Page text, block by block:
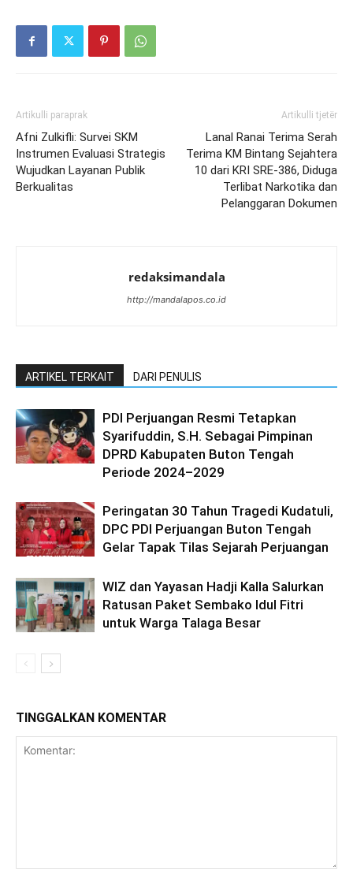
Artikulli paraprak
Afni Zulkifli: Survei SKM
Instrumen Evaluasi Strategis
Wujudkan Layanan Publik
Berkualitas
Artikulli tjetër
Lanal Ranai Terima Serah
Terima KM Bintang Sejahtera
10 dari KRI SRE-386, Diduga
Terlibat Narkotika dan
Pelanggaran Dokumen
redaksimandala
http://mandalapos.co.id
ARTIKEL TERKAIT DARI PENULIS
PDI Perjuangan Resmi Tetapkan
Syarifuddin, S.H. Sebagai Pimpinan
DPRD Kabupaten Buton Tengah
Periode 2024–2029
Peringatan 30 Tahun Tragedi Kudatuli,
DPC PDI Perjuangan Buton Tengah
Gelar Tapak Tilas Sejarah Perjuangan
WIZ dan Yayasan Hadji Kalla Salurkan
Ratusan Paket Sembako Idul Fitri
untuk Warga Talaga Besar
TINGGALKAN KOMENTAR